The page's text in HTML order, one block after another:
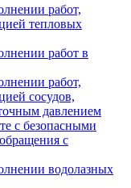
работ,
тепловых
работ в
работ,
сосудов,
давлением
с безопасными
с
водолазных